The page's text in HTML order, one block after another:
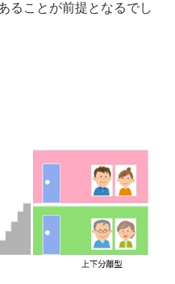
ることが前提となるでし